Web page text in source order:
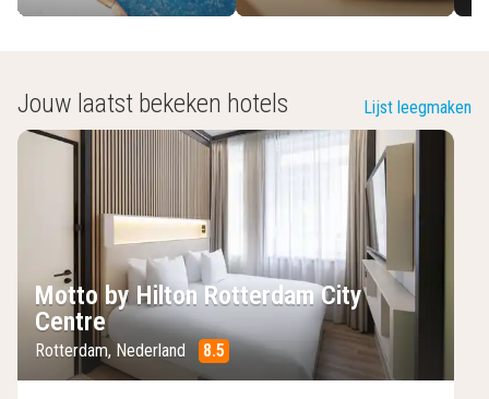
Jouw laatst bekeken hotels Lijst leegmaken
Motto by Hilton Rotterdam City
Centre
Rotterdam, Nederland 8.5
/10